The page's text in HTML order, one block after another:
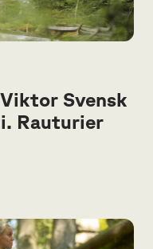
Svensk
Rauturier